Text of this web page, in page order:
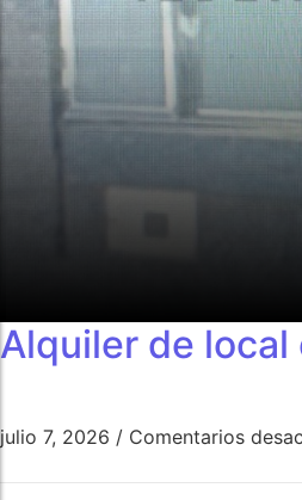
Alquiler de local
julio 7, 2026 / Comentarios